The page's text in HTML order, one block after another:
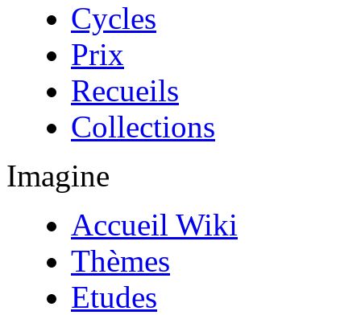
Cycles
Prix
Recueils
Collections
Imagine
Accueil Wiki
Thèmes
Etudes